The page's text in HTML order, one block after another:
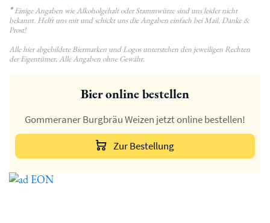
*Einige Angaben wie Alkoholgehalt oder Stammwürze sind uns leider nicht
bekannt. Helft uns mit und schickt uns die Angaben einfach bei Mail. Danke &
Prost!
Alle hier abgebildete Biermarken und Logos unterstehen den jeweiligen Rechten
der Eigentümer. Alle Angaben ohne Gewähr.
Bier online bestellen
Gommeraner Burgbräu Weizen jetzt online bestellen!
Zur Bestellung